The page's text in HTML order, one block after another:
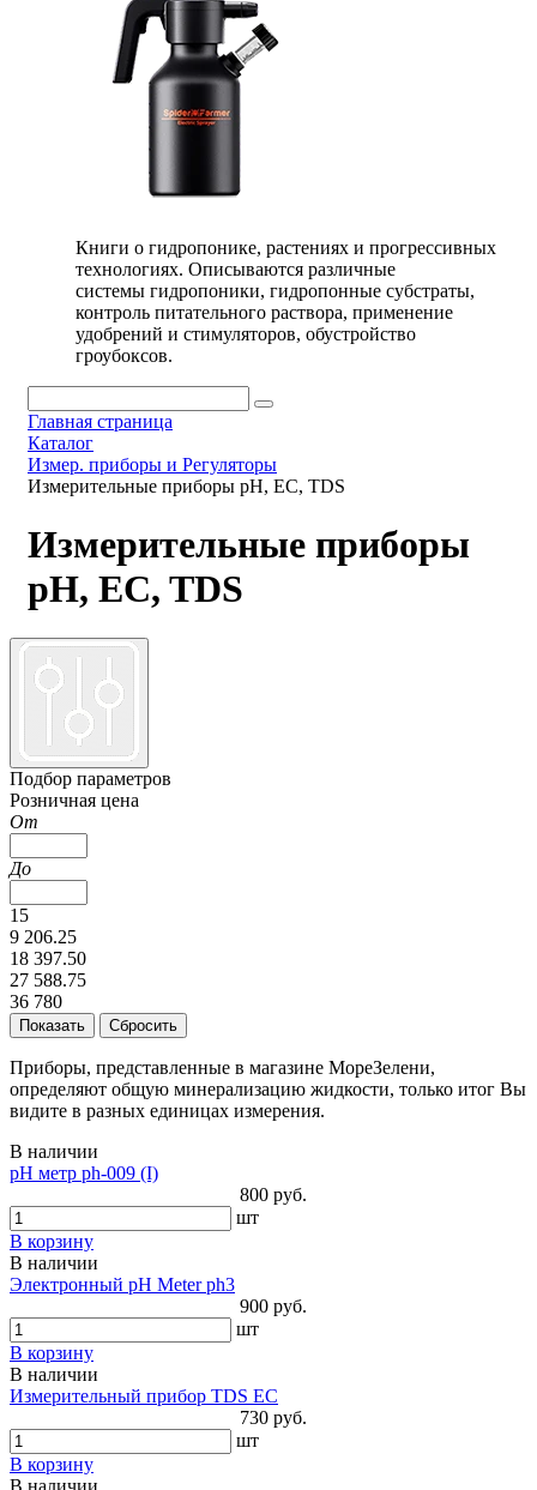
Книги о гидропонике, растениях и прогрессивных
технологиях. Описываются различные
системы гидропоники, гидропонные субстраты,
контроль питательного раствора, применение
удобрений и стимуляторов, обустройство
гроубоксов.
Главная страница
Каталог
Измер. приборы и Регуляторы
Измерительные приборы pH, EC, TDS
Измерительные приборы
pH, EC, TDS
Подбор параметров
Розничная цена
От
До
15
9 206.25
18 397.50
27 588.75
36 780
Приборы, представленные в магазине МореЗелени,
определяют общую минерализацию жидкости, только итог Вы
видите в разных единицах измерения.
В наличии
pH метр ph-009 (I)
800 руб.
шт
В корзину
В наличии
Электронный pH Meter ph3
900 руб.
шт
В корзину
В наличии
Измерительный прибор TDS EC
730 руб.
шт
В корзину
В наличии